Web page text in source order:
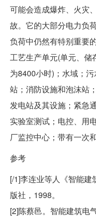
可能会造成爆炸、火灾
故。它的大部分电力负
负荷中仍然有特别重要
工艺生产单元(单元、储
为8400小时)；水域；
站；消防设施和泡沫站
发电站及其设施；紧急
实验室测试；电控、用
厂监控中心；带有一次
参考
[/1]李连业等人《智能建
版社，1998。
[2]陈蔡邑。智能建筑电